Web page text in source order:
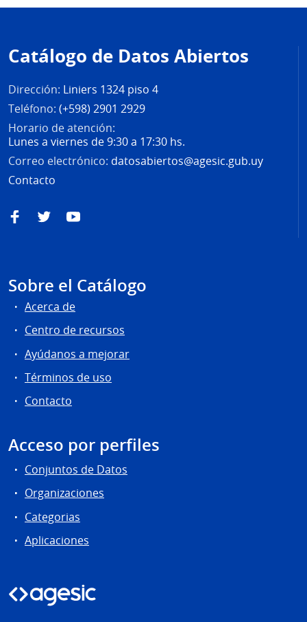
de
página
Catálogo de Datos Abiertos
Dirección: Liniers 1324 piso 4
Teléfono: (+598) 2901 2929
Horario de atención:
Lunes a viernes de 9:30 a 17:30 hs.
Correo electrónico: datosabiertos@agesic.gub.uy
Contacto
FacebookTwitterYouTube
Sobre el Catálogo
Acerca de
Centro de recursos
Ayúdanos a mejorar
Términos de uso
Contacto
Acceso por perfiles
Conjuntos de Datos
Organizaciones
Categorias
Aplicaciones